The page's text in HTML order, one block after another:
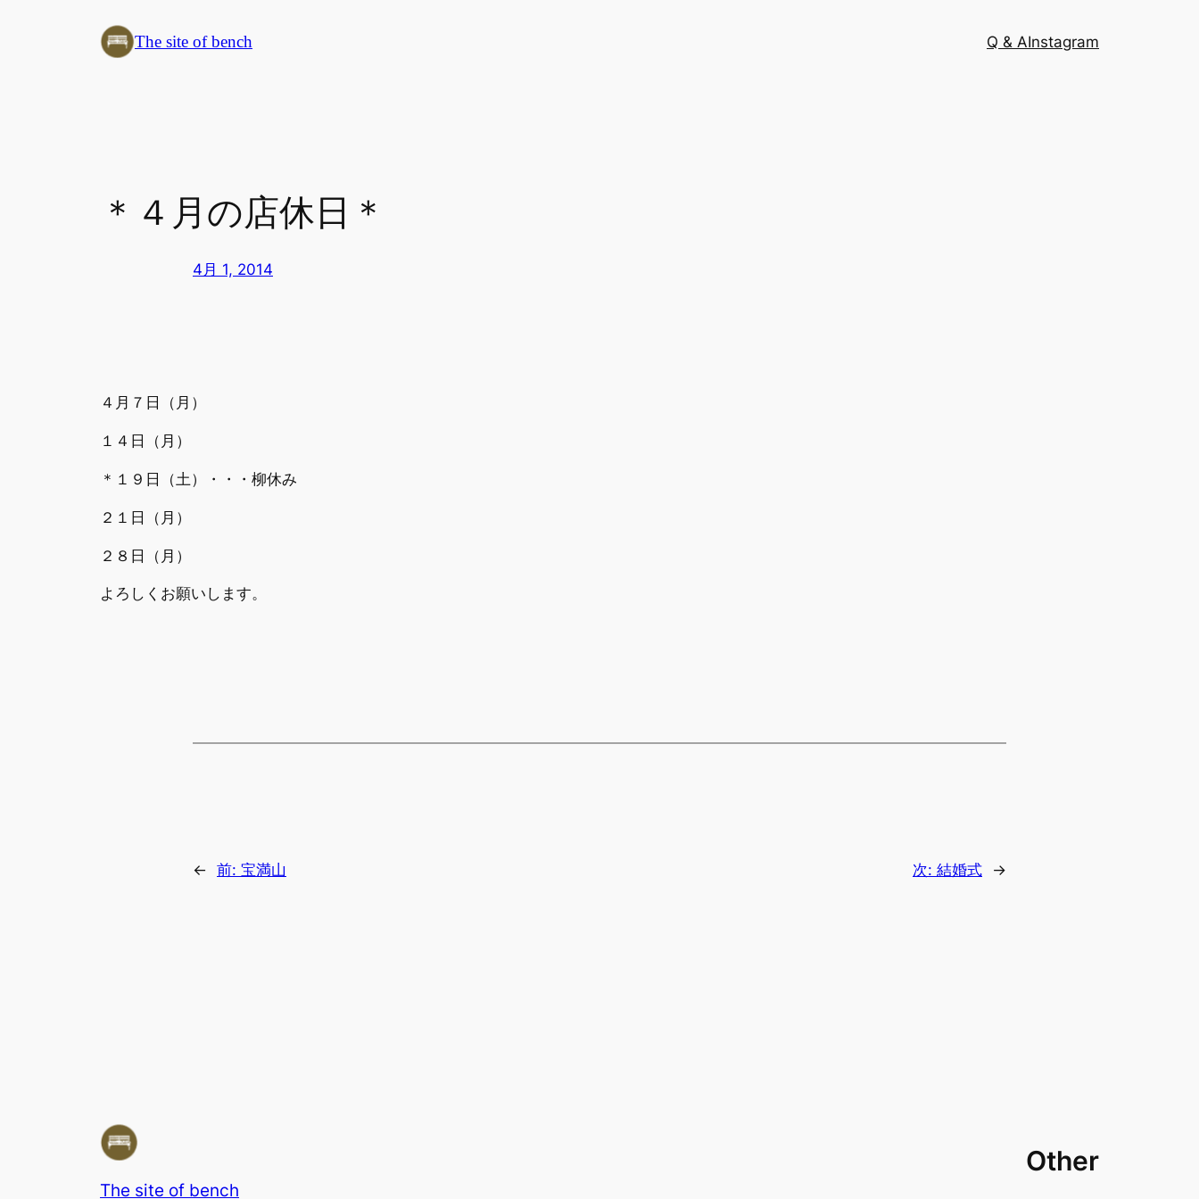
The site of bench Q & AInstagram
＊４月の店休日＊
4月 1, 2014
４月７日（月）
１４日（月）
＊１９日（土）・・・柳休み
２１日（月）
２８日（月）
よろしくお願いします。
← 前: 宝満山 次: 結婚式 →
The site of bench
Other